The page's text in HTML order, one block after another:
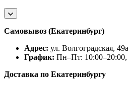
Самовывоз (Екатеринбург)
Адрес: ул. Волгоградская,
График: Пн–Пт:
Доставка по Екатеринбургу